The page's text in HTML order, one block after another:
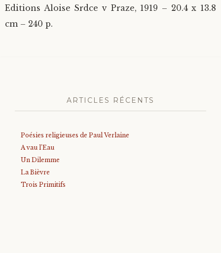
Editions Aloise Srdce v Praze, 1919 – 20.4 x 13.8
cm – 240 p.
ARTICLES RÉCENTS
Poésies religieuses de Paul Verlaine
A vau l’Eau
Un Dilemme
La Bièvre
Trois Primitifs